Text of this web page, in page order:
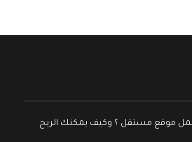
موقع مستقل ؟ وكيف يمكنك الربح